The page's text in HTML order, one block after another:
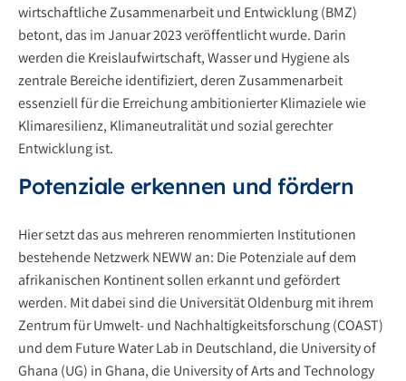
wirtschaftliche Zusammenarbeit und Entwicklung (BMZ)
betont, das im Januar 2023 veröffentlicht wurde. Darin
werden die Kreislaufwirtschaft, Wasser und Hygiene als
zentrale Bereiche identifiziert, deren Zusammenarbeit
essenziell für die Erreichung ambitionierter Klimaziele wie
Klimaresilienz, Klimaneutralität und sozial gerechter
Entwicklung ist.
Potenziale erkennen und fördern
Hier setzt das aus mehreren renommierten Institutionen
bestehende Netzwerk NEWW an: Die Potenziale auf dem
afrikanischen Kontinent sollen erkannt und gefördert
werden. Mit dabei sind die Universität Oldenburg mit ihrem
Zentrum für Umwelt- und Nachhaltigkeitsforschung (COAST)
und dem Future Water Lab in Deutschland, die University of
Ghana (UG) in Ghana, die University of Arts and Technology